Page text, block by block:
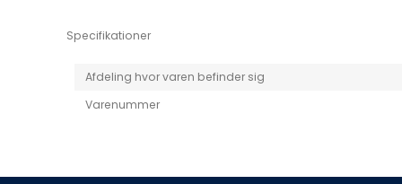
Specifikationer
Afdeling hvor varen befinder sig
Varenummer